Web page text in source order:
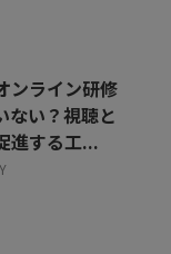
ンライン研修
ない？視聴と
進する工...